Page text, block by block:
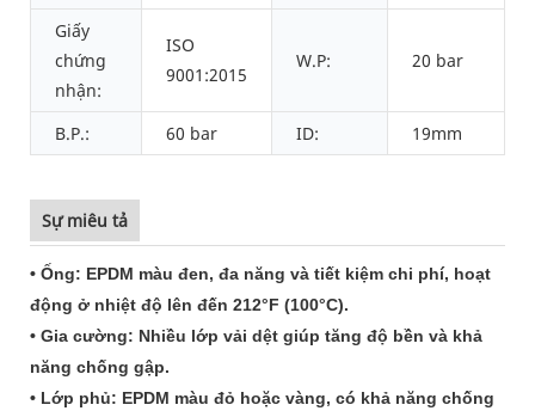
Giấy
chứng
nhận:
ISO
9001:2015
W.P: 20 bar
B.P.: 60 bar ID: 19mm
Sự miêu tả
• Ống: EPDM màu đen, đa năng và tiết kiệm chi phí, hoạt
động ở nhiệt độ lên đến 212°F (100°C).
• Gia cường: Nhiều lớp vải dệt giúp tăng độ bền và khả
năng chống gập.
• Lớp phủ: EPDM màu đỏ hoặc vàng, có khả năng chống